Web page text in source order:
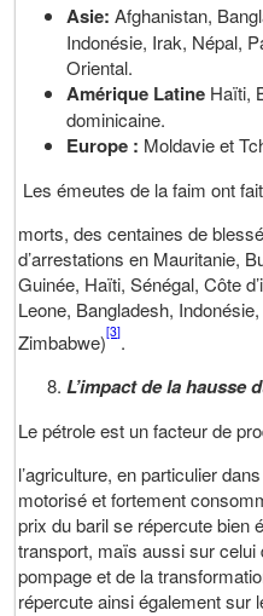
Asie:Afghanistan,
Indonésie, Irak, Népal,
Oriental.
Amérique Latine Haïti,
dominicaine.
Europe : Moldavie et
Les émeutes de la faim ont
morts, des centaines de
d’arrestations en Mauritanie,
Guinée, Haïti, Sénégal, Côte
Leone, Bangladesh,
Zimbabwe)[3].
L’impact de la hausse
Le pétrole est un facteur de
l’agriculture, en particulier
motorisé et fortement
prix du baril se répercute bien
transport, maïs aussi sur celui
pompage et de la
répercute ainsi également sur